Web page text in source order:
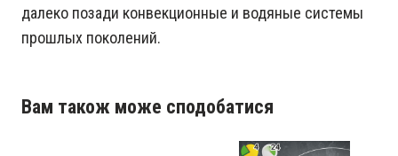
далеко позади конвекционные и водяные системы
прошлых поколений.
Вам також може сподобатися